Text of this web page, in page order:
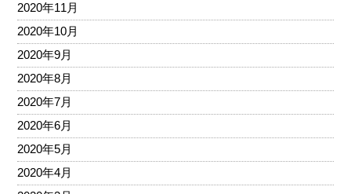
2020年11月
2020年10月
2020年9月
2020年8月
2020年7月
2020年6月
2020年5月
2020年4月